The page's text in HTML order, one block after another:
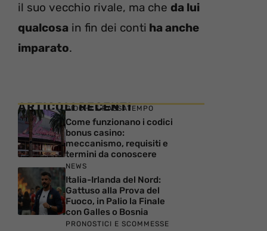
il suo vecchio rivale, ma che da lui
qualcosa in fin dei conti ha anche
imparato.
ARTICOLI RECENTI
GIOCHI E PASSATEMPO
Come funzionano i codici
bonus casino:
meccanismo, requisiti e
termini da conoscere
NEWS
Italia-Irlanda del Nord:
Gattuso alla Prova del
Fuoco, in Palio la Finale
con Galles o Bosnia
PRONOSTICI E SCOMMESSE